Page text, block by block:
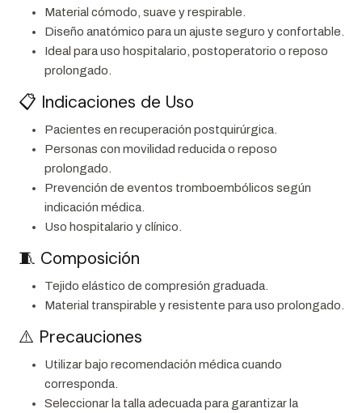
Material cómodo, suave y respirable.
Diseño anatómico para un ajuste seguro y confortable.
Ideal para uso hospitalario, postoperatorio o reposo
prolongado.
📋 Indicaciones de Uso
Pacientes en recuperación postquirúrgica.
Personas con movilidad reducida o reposo
prolongado.
Prevención de eventos tromboembólicos según
indicación médica.
Uso hospitalario y clínico.
🧵 Composición
Tejido elástico de compresión graduada.
Material transpirable y resistente para uso prolongado.
⚠️ Precauciones
Utilizar bajo recomendación médica cuando
corresponda.
Seleccionar la talla adecuada para garantizar la